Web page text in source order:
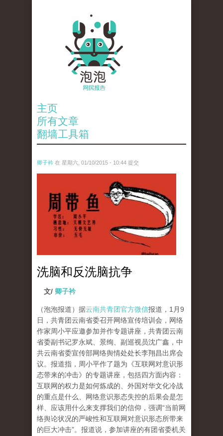
主页
所有文章
翻墙工具箱
卿子衿 在 星期六, 01/10/2015 - 10:44 提交
洗脑和反洗脑抗争
文/ 卿子衿
（泡泡报道）据云南共青团官方微信报道，1月9
日，共青团云南省委召开网络宣传培训会，网络
作家周小平应邀参加并作专题讲座，共青团云南
省委副书记罗永斌、景绚、副巡视员沈广鑫，中
共云南省委宣传部网络舆情处处长李翔昌出席会
议。报道指，周小平作了题为《互联网对意识形
态带来的冲击》的专题讲座，包括四方面内容：
互联网的权力是如何炼成的、外国对华文化冷战
的重点是什么、网络意识形态失控的后果会是怎
样、应该用什么来支撑我们的信仰，强调“当前网
络舆论状况的严峻性和互联网对意识形态所带来
的巨大冲击”。报道说，参加讲座的有团省委机关